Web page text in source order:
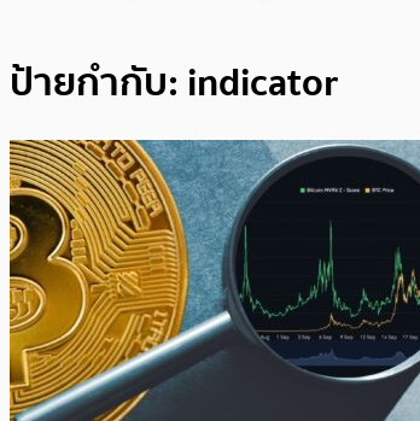
ป้ายกำกับ: indicator